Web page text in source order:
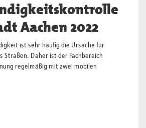
Aachen 2022
ist sehr häufig die Ursache für
Straßen. Daher ist der Fachbereich
regelmäßig mit zwei mobilen